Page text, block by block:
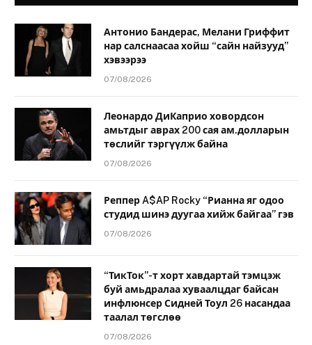
Антонио Бандерас, Мелани Гриффит
нар салснаасаа хойш “сайн найзууд”
хэвээрээ
07/08/2026
Леонардо ДиКаприо ховордсон
амьтдыг аврах 200 сая ам.долларын
төслийг тэргүүлж байна
07/08/2026
Реппер A$AP Rocky “Рианна яг одоо
студид шинэ дуугаа хийж байгаа” гэв
07/08/2026
“ТикТок”-т хорт хавдартай тэмцэж
буй амьдралаа хуваалцдаг байсан
инфлюнсер Сидней Тоул 26 насандаа
таалал төгслөө
07/08/2026